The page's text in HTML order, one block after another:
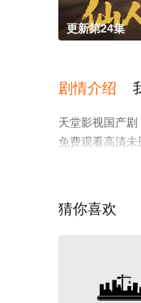
更新第24集
剧情介绍
天堂影视国产
免费观看高清
猜你喜欢